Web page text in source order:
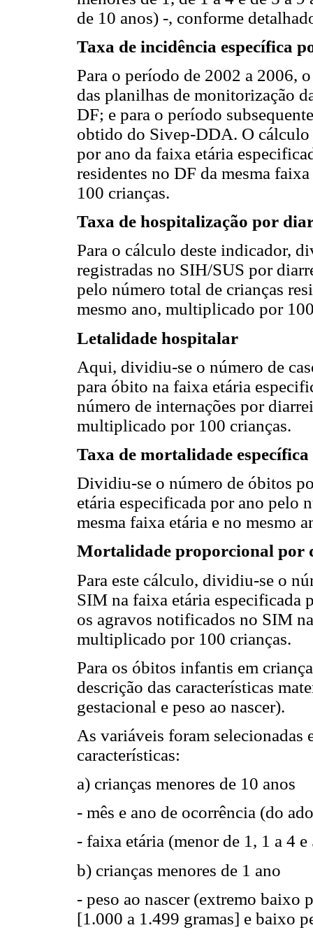
de 10 anos) -, conforme
Taxa de incidência específica
Para o período de 2002 a 2006,
das planilhas de monitorização
DF; e para o período
obtido do Sivep-DDA. O
por ano da faixa etária
residentes no DF da mesma
100 crianças.
Taxa de hospitalização por
Para o cálculo deste indicador,
registradas no SIH/SUS por
pelo número total de crianças
mesmo ano, multiplicado por
Letalidade hospitalar
Aqui, dividiu-se o número de
para óbito na faixa etária
número de internações por
multiplicado por 100 crianças.
Taxa de mortalidade
Dividiu-se o número de óbitos
etária especificada por ano pelo
mesma faixa etária e no mesmo
Mortalidade proporcional por
Para este cálculo, dividiu-se o
SIM na faixa etária especificada
os agravos notificados no SIM
multiplicado por 100 crianças.
Para os óbitos infantis em
descrição das características
gestacional e peso ao nascer).
As variáveis foram selecionadas
características:
a) crianças menores de 10 anos
- mês e ano de ocorrência (do
- faixa etária (menor de 1, 1 a 4 e
b) crianças menores de 1 ano
- peso ao nascer (extremo baixo
[1.000 a 1.499 gramas] e baixo